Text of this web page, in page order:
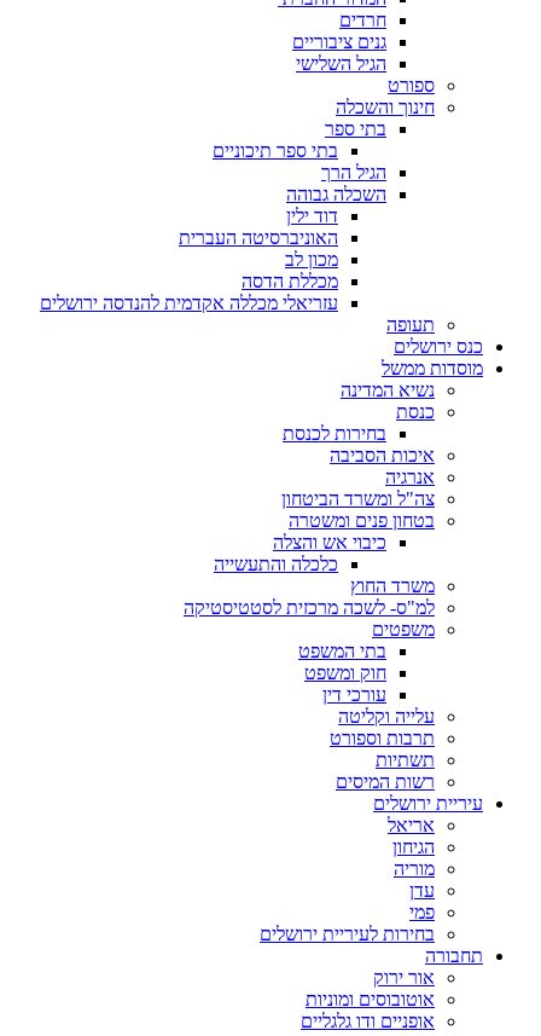
גנים ציבוריים
הגיל השלישי
חינוך והשכלה
בתי ספר
בתי ספר תיכוניים
הגיל הרך
השכלה גבוהה
דוד ילין
האוניברסיטה העברית
מכון לב
מכללת הדסה
עזריאלי מכללה אקדמית להנדסה ירושלים
ירושלים
ממשל
נשיא המדינה
בחירות לכנסת
איכות הסביבה
צה"ל ומשרד הביטחון
בטחון פנים ומשטרה
כיבוי אש והצלה
כלכלה והתעשייה
משרד החוץ
למ"ס- לשכה מרכזית לסטטיסטיקה
משפטים
בתי המשפט
חוק ומשפט
עורכי דין
עלייה וקליטה
תרבות וספורט
תשתיות
רשות המיסים
ירושלים
בחירות לעיריית ירושלים
אור ירוק
אוטובוסים ומוניות
אופניים ודו גלגליים